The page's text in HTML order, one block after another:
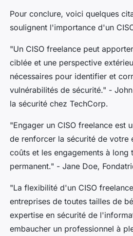
Pour conclure, voici quelques
soulignent l'importance d'un
"Un CISO freelance peut
ciblée et une perspective
nécessaires pour identifier et
vulnérabilités de sécurité." -
la sécurité chez TechCorp.
"Engager un CISO freelance est
de renforcer la sécurité de votre
coûts et les engagements à long
permanent." - Jane Doe,
"La flexibilité d'un CISO
entreprises de toutes tailles de
expertise en sécurité de
embaucher un professionnel à